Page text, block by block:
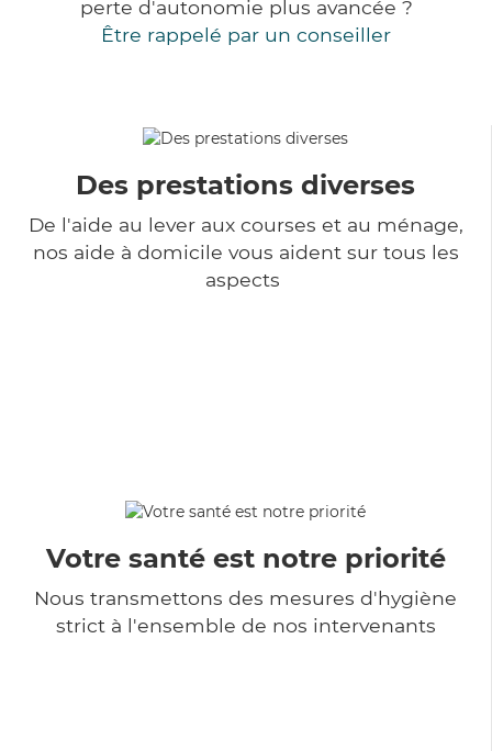
perte d'autonomie plus avancée ?
Être rappelé par un conseiller
Des prestations diverses
De l'aide au lever aux courses et au ménage,
nos aide à domicile vous aident sur tous les
aspects
Votre santé est notre priorité
Nous transmettons des mesures d'hygiène
strict à l'ensemble de nos intervenants